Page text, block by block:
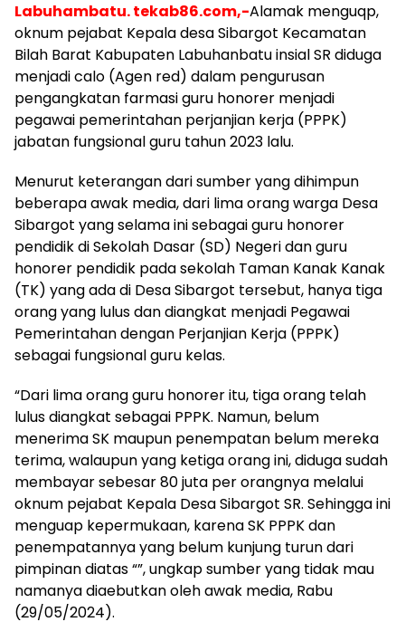
Labuhambatu. tekab86.com,-Alamak menguqp,
oknum pejabat Kepala desa Sibargot Kecamatan
Bilah Barat Kabupaten Labuhanbatu insial SR diduga
menjadi calo (Agen red) dalam pengurusan
pengangkatan farmasi guru honorer menjadi
pegawai pemerintahan perjanjian kerja (PPPK)
jabatan fungsional guru tahun 2023 lalu.
Menurut keterangan dari sumber yang dihimpun
beberapa awak media, dari lima orang warga Desa
Sibargot yang selama ini sebagai guru honorer
pendidik di Sekolah Dasar (SD) Negeri dan guru
honorer pendidik pada sekolah Taman Kanak Kanak
(TK) yang ada di Desa Sibargot tersebut, hanya tiga
orang yang lulus dan diangkat menjadi Pegawai
Pemerintahan dengan Perjanjian Kerja (PPPK)
sebagai fungsional guru kelas.
“Dari lima orang guru honorer itu, tiga orang telah
lulus diangkat sebagai PPPK. Namun, belum
menerima SK maupun penempatan belum mereka
terima, walaupun yang ketiga orang ini, diduga sudah
membayar sebesar 80 juta per orangnya melalui
oknum pejabat Kepala Desa Sibargot SR. Sehingga ini
menguap kepermukaan, karena SK PPPK dan
penempatannya yang belum kunjung turun dari
pimpinan diatas “”, ungkap sumber yang tidak mau
namanya diaebutkan oleh awak media, Rabu
(29/05/2024).